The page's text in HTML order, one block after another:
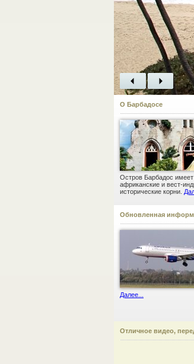
О Барбадосе
Остров Барбадос имеет
африканские и вест-
исторические корни.
Обновленная
Далее...
Отличное видео,